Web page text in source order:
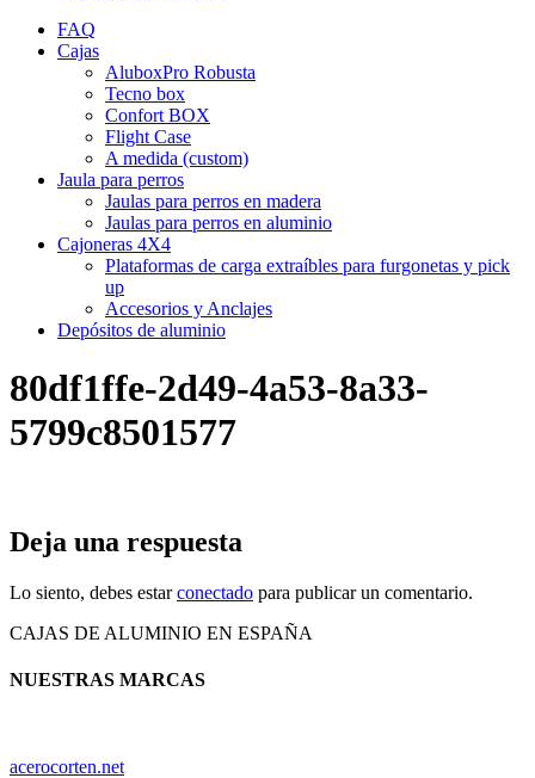
FAQ
Cajas
AluboxPro Robusta
Tecno box
Confort BOX
Flight Case
A medida (custom)
Jaula para perros
Jaulas para perros en madera
Jaulas para perros en aluminio
Cajoneras 4X4
Plataformas de carga extraíbles para furgonetas y pick
up
Accesorios y Anclajes
Depósitos de aluminio
80df1ffe-2d49-4a53-8a33-
5799c8501577
Deja una respuesta
Lo siento, debes estarconectado para publicar un comentario.
CAJAS DE ALUMINIO EN ESPAÑA
NUESTRAS MARCAS
acerocorten.net